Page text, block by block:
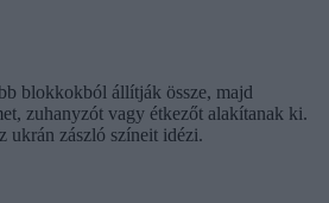
blokkokból állítják össze, majd
zuhanyzót vagy étkezőt alakítanak ki.
ukrán zászló színeit idézi.